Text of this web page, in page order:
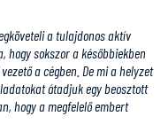
a tulajdonos aktív
hogy sokszor a későbbiekben
a cégben. De mi a helyzet
átadjuk egy beosztott
hogy a megfelelő embert